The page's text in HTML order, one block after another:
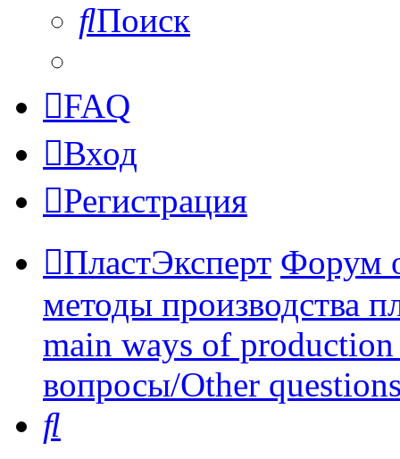
Поиск
FAQ
Вход
Регистрация
ПластЭксперт Форум
методы производства
main ways of
вопросы/Other